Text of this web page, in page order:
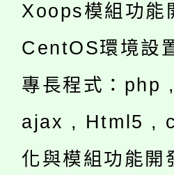
Xoops模組功能
CentOS環境設
專長程式：
ajax , Html5 ,
化與模組功能開